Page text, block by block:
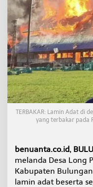
j
i
k
a
n
R
e
k
o
n
s
t
r
u
i
B
e
r
t
TERBAKAR: Lamin Adat di
yang terbakar pada
benuanta.co.id,
melanda Desa Long
Kabupaten
lamin adat beserta